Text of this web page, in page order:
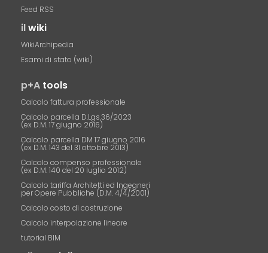
Feed RSS
ilwiki
WikiArchipedia
Esami di stato (wiki)
p+A tools
Calcolo fattura professionale
Calcolo parcella D.Lgs.36/2023
(ex D.M. 17 giugno 2016)
Calcolo parcella DM 17 giugno 2016
(ex D.M. 143 del 31 ottobre 2013)
Calcolo compenso professionale
(ex D.M. 140 del 20 luglio 2012)
Calcolo tariffa Architetti ed Ingegneri
per Opere Pubbliche (D.M. 4/4/2001)
Calcolo costo di costruzione
Calcolo interpolazione lineare
tutorial BIM